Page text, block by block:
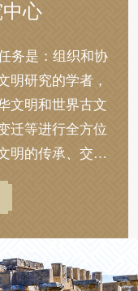
心
务是：组织和协
明研究的学者，
文明和世界古文
迁等进行全方位
明的传承、交
究，对人类古代
比较研究，进而